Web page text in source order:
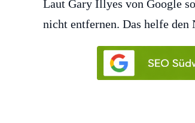
Laut Gary Illyes von Google
nicht entfernen. Das helfe den